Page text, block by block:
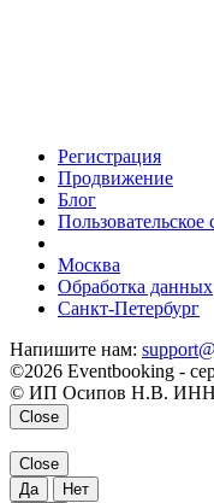
Регистрация
Продвижение
Блог
Пользовательское
Москва
Обработка данных
Санкт-Петербург
Напишите нам:
©2026 Eventbooking -
© ИП Осипов Н.В. ИНН:
Close
Close
Да
Нет